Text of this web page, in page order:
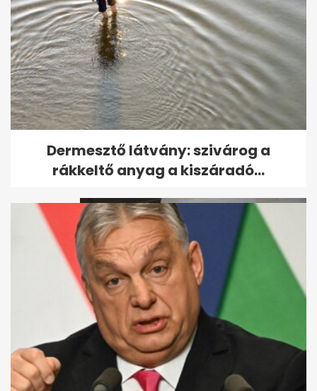
Új korszak a hazai
sebészetben: robot segíti a...
Dermesztő látvány: szivárog a
rákkeltő anyag a kiszáradó...